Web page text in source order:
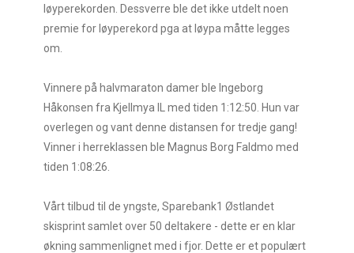
løyperekorden. Dessverre ble det ikke utdelt noen
premie for løyperekord pga at løypa måtte legges
om.
Vinnere på halvmaraton damer ble Ingeborg
Håkonsen fra Kjellmya IL med tiden 1:12:50. Hun var
overlegen og vant denne distansen for tredje gang!
Vinner i herreklassen ble Magnus Borg Faldmo med
tiden 1:08:26.
Vårt tilbud til de yngste, Sparebank1 Østlandet
skisprint samlet over 50 deltakere - dette er en klar
økning sammenlignet med i fjor. Dette er et populært